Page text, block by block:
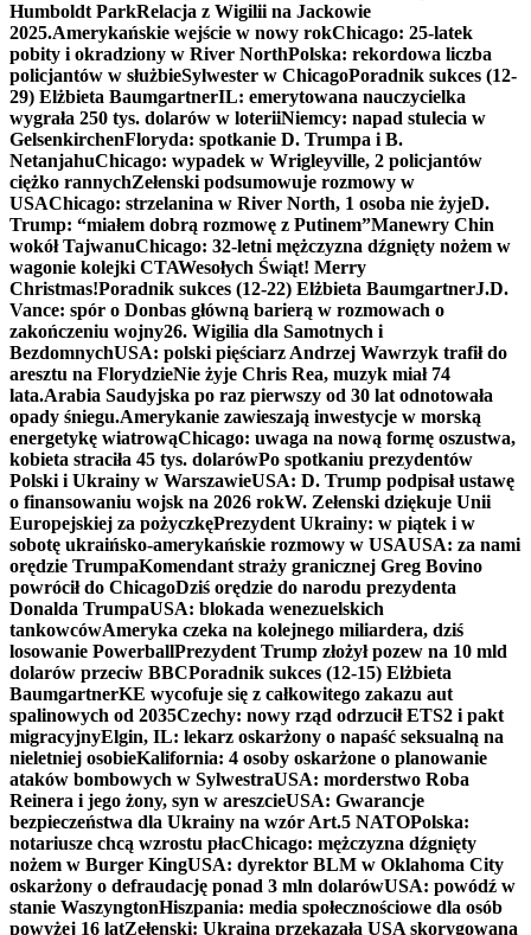
Humboldt ParkRelacja z Wigilii na Jackowie
2025.Amerykańskie wejście w nowy rokChicago: 25-latek
pobity i okradziony w River NorthPolska: rekordowa liczba
policjantów w służbieSylwester w ChicagoPoradnik sukces (12-
29) Elżbieta BaumgartnerIL: emerytowana nauczycielka
wygrała 250 tys. dolarów w loteriiNiemcy: napad stulecia w
GelsenkirchenFloryda: spotkanie D. Trumpa i B.
NetanjahuChicago: wypadek w Wrigleyville, 2 policjantów
ciężko rannychZełenski podsumowuje rozmowy w
USAChicago: strzelanina w River North, 1 osoba nie żyjeD.
Trump: “miałem dobrą rozmowę z Putinem”Manewry Chin
wokół TajwanuChicago: 32-letni mężczyzna dźgnięty nożem w
wagonie kolejki CTAWesołych Świąt! Merry
Christmas!Poradnik sukces (12-22) Elżbieta BaumgartnerJ.D.
Vance: spór o Donbas główną barierą w rozmowach o
zakończeniu wojny26. Wigilia dla Samotnych i
BezdomnychUSA: polski pięściarz Andrzej Wawrzyk trafił do
aresztu na FlorydzieNie żyje Chris Rea, muzyk miał 74
lata.Arabia Saudyjska po raz pierwszy od 30 lat odnotowała
opady śniegu.Amerykanie zawieszają inwestycje w morską
energetykę wiatrowąChicago: uwaga na nową formę oszustwa,
kobieta straciła 45 tys. dolarówPo spotkaniu prezydentów
Polski i Ukrainy w WarszawieUSA: D. Trump podpisał ustawę
o finansowaniu wojsk na 2026 rokW. Zełenski dziękuje Unii
Europejskiej za pożyczkęPrezydent Ukrainy: w piątek i w
sobotę ukraińsko-amerykańskie rozmowy w USAUSA: za nami
orędzie TrumpaKomendant straży granicznej Greg Bovino
powrócił do ChicagoDziś orędzie do narodu prezydenta
Donalda TrumpaUSA: blokada wenezuelskich
tankowcówAmeryka czeka na kolejnego miliardera, dziś
losowanie PowerballPrezydent Trump złożył pozew na 10 mld
dolarów przeciw BBCPoradnik sukces (12-15) Elżbieta
BaumgartnerKE wycofuje się z całkowitego zakazu aut
spalinowych od 2035Czechy: nowy rząd odrzucił ETS2 i pakt
migracyjnyElgin, IL: lekarz oskarżony o napaść seksualną na
nieletniej osobieKalifornia: 4 osoby oskarżone o planowanie
ataków bombowych w SylwestraUSA: morderstwo Roba
Reinera i jego żony, syn w areszcieUSA: Gwarancje
bezpieczeństwa dla Ukrainy na wzór Art.5 NATOPolska:
notariusze chcą wzrostu płacChicago: mężczyzna dźgnięty
nożem w Burger KingUSA: dyrektor BLM w Oklahoma City
oskarżony o defraudację ponad 3 mln dolarówUSA: powódź w
stanie WaszyngtonHiszpania: media społecznościowe dla osób
powyżej 16 latZełenski: Ukraina przekazała USA skorygowaną